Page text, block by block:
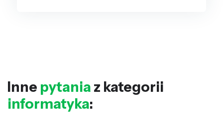
Inne pytania z kategorii
informatyka: